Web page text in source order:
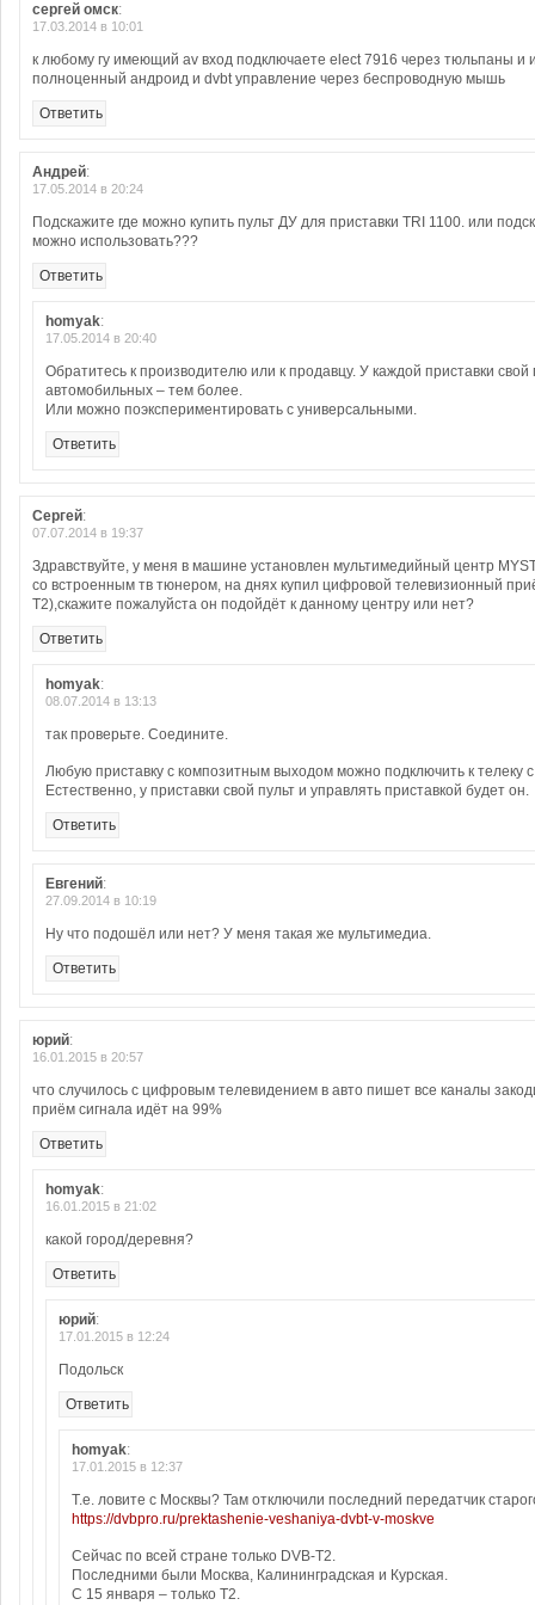
сергей омск:
17.03.2014 в 10:01
к любому гу имеющий av вход подключаете elect 7916 через тюльпаны и
полноценный андроид и dvbt управление через беспроводную мышь
Ответить
Андрей:
17.05.2014 в 20:24
Подскажите где можно купить пульт ДУ для приставки TRI 1100. или
можно использовать???
Ответить
homyak:
17.05.2014 в 20:40
Обратитесь к производителю или к продавцу. У каждой приставки свой
автомобильных – тем более.
Или можно поэкспериментировать с универсальными.
Ответить
Сергей:
07.07.2014 в 19:37
Здравствуйте, у меня в машине установлен мультимедийный центр
со встроенным тв тюнером, на днях купил цифровой телевизионный
T2),скажите пожалуйста он подойдёт к данному центру или нет?
Ответить
homyak:
08.07.2014 в 13:13
так проверьте. Соедините.
Любую приставку с композитным выходом можно подключить к телеку
Естественно, у приставки свой пульт и управлять приставкой будет он.
Ответить
Евгений:
27.09.2014 в 10:19
Ну что подошёл или нет? У меня такая же мультимедиа.
Ответить
юрий:
16.01.2015 в 20:57
что случилось с цифровым телевидением в авто пишет все каналы
приём сигнала идёт на 99%
Ответить
homyak:
16.01.2015 в 21:02
какой город/деревня?
Ответить
юрий:
17.01.2015 в 12:24
Подольск
Ответить
homyak:
17.01.2015 в 12:37
Т.е. ловите с Москвы? Там отключили последний передатчик
https://dvbpro.ru/prektashenie-veshaniya-dvbt-v-moskve
Сейчас по всей стране только DVB-T2.
Последними были Москва, Калининградская и Курская.
С 15 января – только Т2.